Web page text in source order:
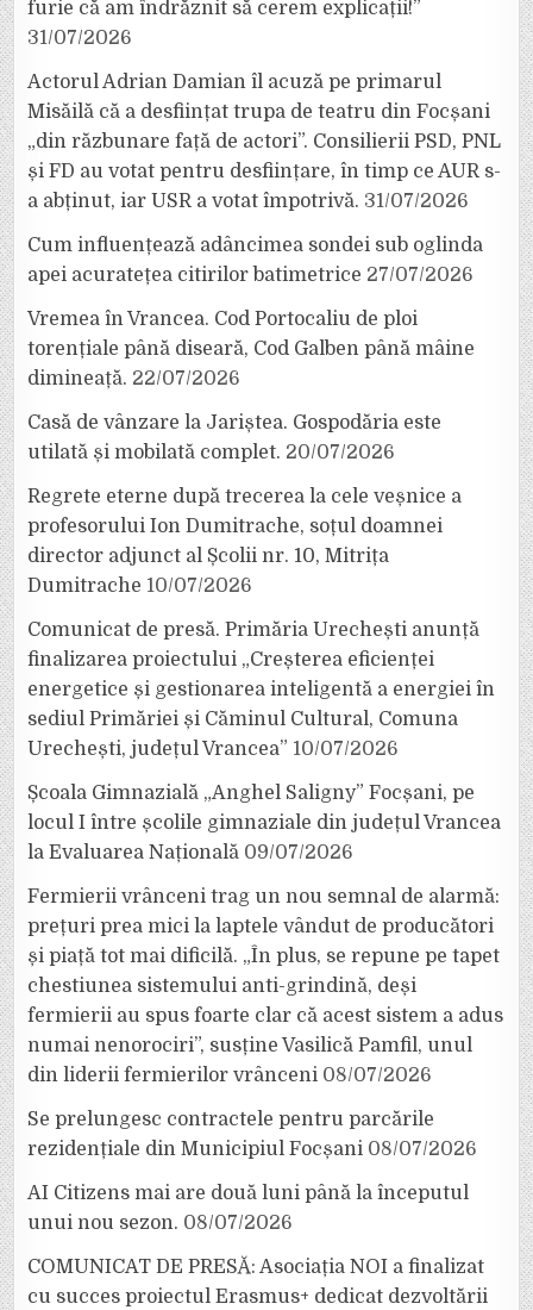
furie că am îndrăznit să cerem explicații!”
31/07/2026
Actorul Adrian Damian îl acuză pe primarul
Misăilă că a desființat trupa de teatru din Focșani
„din răzbunare față de actori”. Consilierii PSD, PNL
și FD au votat pentru desființare, în timp ce AUR s-
a abținut, iar USR a votat împotrivă. 31/07/2026
Cum influențează adâncimea sondei sub oglinda
apei acuratețea citirilor batimetrice 27/07/2026
Vremea în Vrancea. Cod Portocaliu de ploi
torențiale până diseară, Cod Galben până mâine
dimineață. 22/07/2026
Casă de vânzare la Jariștea. Gospodăria este
utilată și mobilată complet. 20/07/2026
Regrete eterne după trecerea la cele veșnice a
profesorului Ion Dumitrache, soțul doamnei
director adjunct al Școlii nr. 10, Mitrița
Dumitrache 10/07/2026
Comunicat de presă. Primăria Urechești anunță
finalizarea proiectului „Creșterea eficienței
energetice și gestionarea inteligentă a energiei în
sediul Primăriei și Căminul Cultural, Comuna
Urechești, județul Vrancea” 10/07/2026
Școala Gimnazială „Anghel Saligny” Focșani, pe
locul I între școlile gimnaziale din județul Vrancea
la Evaluarea Națională 09/07/2026
Fermierii vrânceni trag un nou semnal de alarmă:
prețuri prea mici la laptele vândut de producători
și piață tot mai dificilă. „În plus, se repune pe tapet
chestiunea sistemului anti-grindină, deși
fermierii au spus foarte clar că acest sistem a adus
numai nenorociri”, susține Vasilică Pamfil, unul
din liderii fermierilor vrânceni 08/07/2026
Se prelungesc contractele pentru parcările
rezidențiale din Municipiul Focșani 08/07/2026
AI Citizens mai are două luni până la începutul
unui nou sezon. 08/07/2026
COMUNICAT DE PRESĂ: Asociația NOI a finalizat
cu succes proiectul Erasmus+ dedicat dezvoltării